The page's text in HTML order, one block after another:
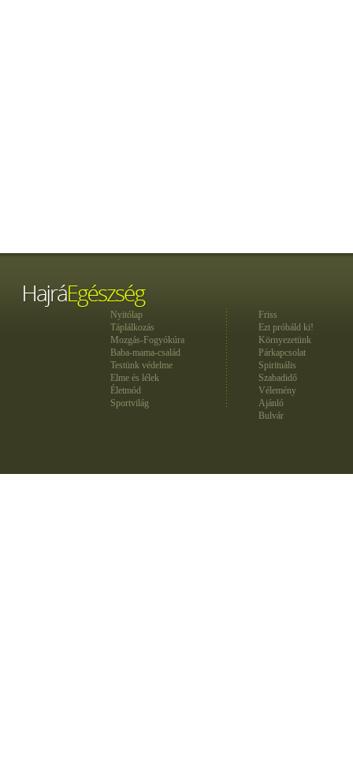
Nyitólap
Táplálkozás
Mozgás-Fogyókúra
Baba-mama-család
Testünk védelme
Elme és lélek
Életmód
Sportvilág
Friss
Ezt próbáld ki!
Környezetünk
Párkapcsolat
Spirituális
Szabadidő
Vélemény
Ajánló
Bulvár